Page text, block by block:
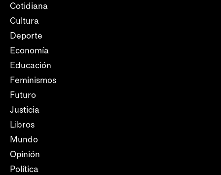
Cotidiana
Cultura
Deporte
Economía
Educación
Feminismos
Futuro
Justicia
Libros
Mundo
Opinión
Política